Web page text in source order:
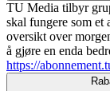
TU Media tilbyr
skal fungere som et
oversikt over
å gjøre en enda
https://